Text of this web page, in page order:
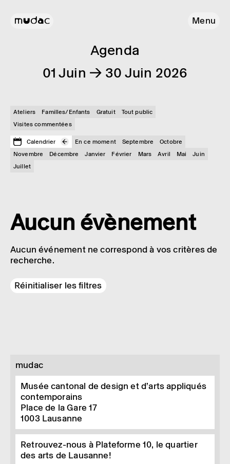
Menu
Agenda
01 Juin → 30 Juin 2026
Ateliers Familles/Enfants Gratuit
Tout public
Visites commentées
Calendrier En ce moment Septembre
Octobre
Novembre
Décembre Janvier Février Mars Avril Mai
Juin
Juillet
Aucun évènement
Aucun événement ne correspond à vos critères de
recherche.
Réinitialiser les filtres
mudac
Musée cantonal de design et d’arts appliqués
contemporains
Place de la Gare 17
1003 Lausanne
Retrouvez-nous à Plateforme 10, le quartier
des arts de Lausanne!